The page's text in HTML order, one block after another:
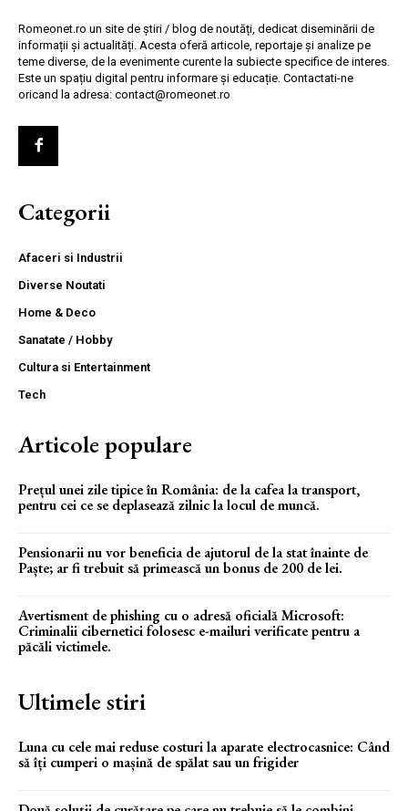
Romeonet.ro un site de știri / blog de noutăți, dedicat diseminării de
informații și actualități. Acesta oferă articole, reportaje și analize pe
teme diverse, de la evenimente curente la subiecte specifice de interes.
Este un spațiu digital pentru informare și educație. Contactati-ne
oricand la adresa: contact@romeonet.ro
Categorii
Afaceri si Industrii
Diverse Noutati
Home & Deco
Sanatate / Hobby
Cultura si Entertainment
Tech
Articole populare
Prețul unei zile tipice în România: de la cafea la transport,
pentru cei ce se deplasează zilnic la locul de muncă.
Pensionarii nu vor beneficia de ajutorul de la stat înainte de
Paște; ar fi trebuit să primească un bonus de 200 de lei.
Avertisment de phishing cu o adresă oficială Microsoft:
Criminalii cibernetici folosesc e-mailuri verificate pentru a
păcăli victimele.
Ultimele stiri
Luna cu cele mai reduse costuri la aparate electrocasnice: Când
să îți cumperi o mașină de spălat sau un frigider